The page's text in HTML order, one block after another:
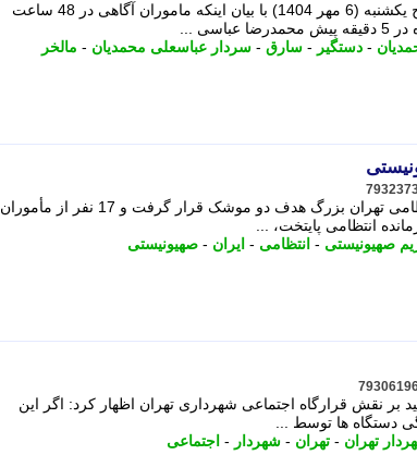
سردار «عباسعلی محمدیان» فرمانده انتظامی پایتخت صبح یکشنبه (6 مهر 1404) با بیان اینکه ماموران آگاهی در 48 ساعت
- دستگیر - سارق - سردار عباسعلی محمدیان - مالخر
در روز سوم این حملات ناجوانمردانه، ستاد فرماندهی انتظامی تهران بزرگ هدف دو موشک قرار گرفت و 17 نفر از مأموران
انتظامی پایتخت، ...
صهیونیستی - انتظامی - ایران - صهیونیستی
بر نقش قرارگاه اجتماعی شهرداری تهران اظهار کرد: اگر این
دستگاه ها توسط ...
تهران - تهران - شهردار - اجتماعی